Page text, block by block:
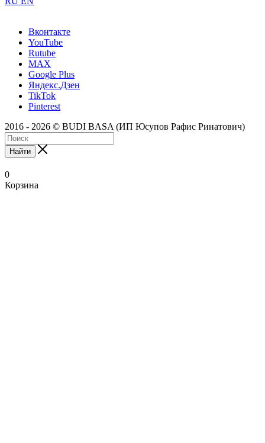
Вконтакте
YouTube
Rutube
MAX
Google Plus
Яндекс.Дзен
TikTok
Pinterest
2016 - 2026 © BUDI BASA (ИП Юсупов Рафис Ринатович)
Найти
0
Корзина